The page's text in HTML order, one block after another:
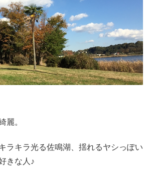
麗。
ラキラ光る佐鳴湖、揺れるヤシっぽい
きな人♪